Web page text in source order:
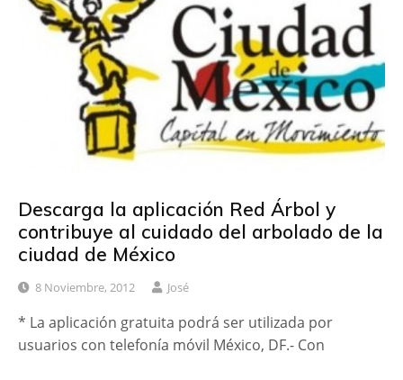
Descarga la aplicación Red Árbol y
contribuye al cuidado del arbolado de la
ciudad de México
8 Noviembre, 2012 José
* La aplicación gratuita podrá ser utilizada por
usuarios con telefonía móvil México, DF.- Con